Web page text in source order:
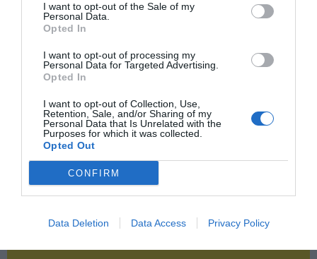
I want to opt-out of the Sale of my
Personal Data.
Opted In
I want to opt-out of processing my
Personal Data for Targeted Advertising.
Opted In
I want to opt-out of Collection, Use,
Retention, Sale, and/or Sharing of my
Personal Data that Is Unrelated with the
Purposes for which it was collected.
Opted Out
CONFIRM
Data Deletion Data Access Privacy Policy
¡Haz click aquí y accede sin límites a contenidos